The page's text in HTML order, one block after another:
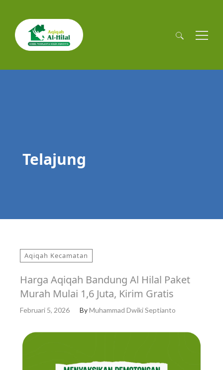
Cari
Telajung
Aqiqah Kecamatan
Harga Aqiqah Bandung Al Hilal Paket
Murah Mulai 1,6 Juta, Kirim Gratis
Februari 5, 2026 ByMuhammad Dwiki Septianto